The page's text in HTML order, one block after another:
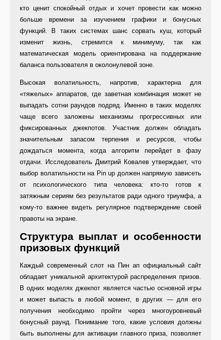
кто ценит спокойный отдых и хочет провести как можно
больше времени за изучением графики и бонусных
функций. В таких системах шанс сорвать куш, который
изменит жизнь, стремится к минимуму, так как
математическая модель ориентирована на поддержание
баланса пользователя в околонулевой зоне.
Высокая волатильность, напротив, характерна для
«тяжелых» аппаратов, где заветная комбинация может не
выпадать сотни раундов подряд. Именно в таких моделях
чаще всего заложены механизмы прогрессивных или
фиксированных джекпотов. Участник должен обладать
значительным запасом терпения и ресурсов, чтобы
дождаться момента, когда алгоритм перейдет в фазу
отдачи. Исследователь Дмитрий Ковалев утверждает, что
выбор волатильности на Pin up должен напрямую зависеть
от психологического типа человека: кто-то готов к
затяжным сериям без результатов ради одного триумфа, а
кому-то важнее видеть регулярное подтверждение своей
правоты на экране.
Структура выплат и особенности
призовых функций
Каждый современный слот на Пин ап официальный сайт
обладает уникальной архитектурой распределения призов.
В одних моделях джекпот является частью основной игры
и может выпасть в любой момент, в других — для его
получения необходимо пройти через многоуровневый
бонусный раунд. Понимание того, какие условия должны
быть выполнены для активации главного приза, позволяет